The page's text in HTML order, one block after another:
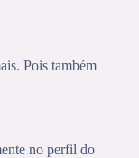
Pois também
no perfil do